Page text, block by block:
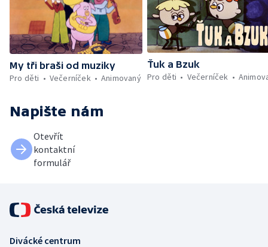
My tři braši od muziky
Pro děti
Večerníček Animovaný
Ťuk a Bzuk
Pro děti
Večerníček
Napište nám
Otevřít
kontaktní
formulář
Divácké centrum